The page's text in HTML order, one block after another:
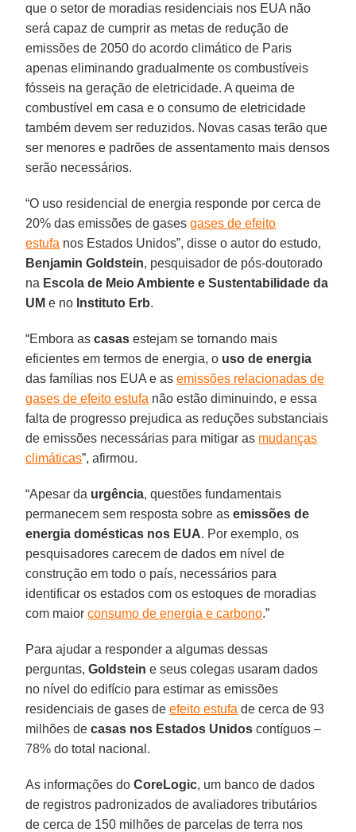
que o setor de moradias residenciais nos EUA não
será capaz de cumprir as metas de redução de
emissões de 2050 do acordo climático de Paris
apenas eliminando gradualmente os combustíveis
fósseis na geração de eletricidade. A queima de
combustível em casa e o consumo de eletricidade
também devem ser reduzidos. Novas casas terão que
ser menores e padrões de assentamento mais densos
serão necessários.
“O uso residencial de energia responde por cerca de
20% das emissões de gasesgases de efeito
estufa nos Estados Unidos”, disse o autor do estudo,
Benjamin Goldstein, pesquisador de pós-doutorado
na Escola de Meio Ambiente e Sustentabilidade da
UM e no Instituto Erb.
“Embora ascasas estejam se tornando mais
eficientes em termos de energia, o uso de energia
das famílias nos EUA e asemissões relacionadas de
gases de efeito estufa não estão diminuindo, e essa
falta de progresso prejudica as reduções substanciais
de emissões necessárias para mitigar as mudanças
climáticas”, afirmou.
“Apesar da urgência, questões fundamentais
permanecem sem resposta sobre as emissões de
energia domésticas nos EUA. Por exemplo, os
pesquisadores carecem de dados em nível de
construção em todo o país, necessários para
identificar os estados com os estoques de moradias
com maiorconsumo de energia e carbono.”
Para ajudar a responder a algumas dessas
perguntas,Goldstein e seus colegas usaram dados
no nível do edifício para estimar as emissões
residenciais de gases deefeito estufa de cerca de 93
milhões decasas nos Estados Unidos contíguos –
78% do total nacional.
As informações doCoreLogic, um banco de dados
de registros padronizados de avaliadores tributários
de cerca de 150 milhões de parcelas de terra nos